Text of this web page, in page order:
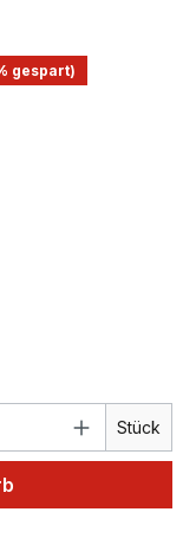
gespart)
Stück